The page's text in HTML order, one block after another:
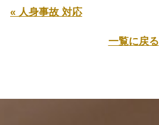
« 人身事故 対応
一覧に戻る